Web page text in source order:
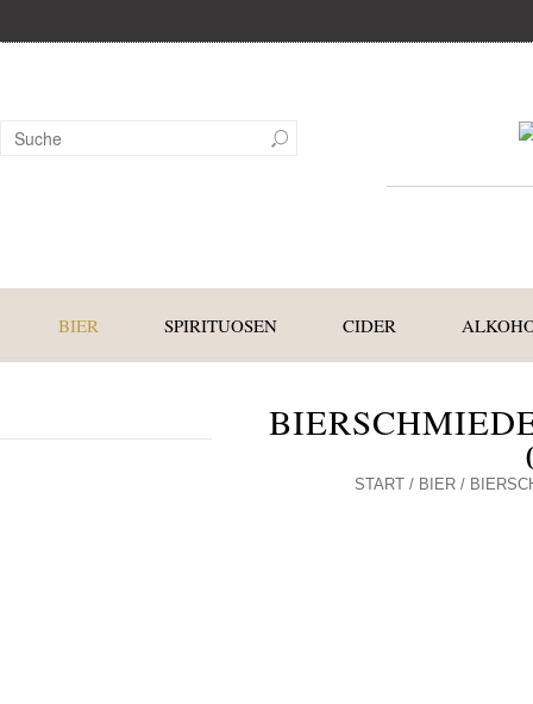
BIER SPIRITUOSEN CIDER
START / BIER /